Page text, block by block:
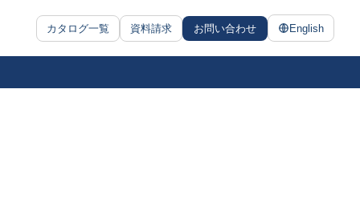
カタログ一覧 資料請求 お問い合わせ English